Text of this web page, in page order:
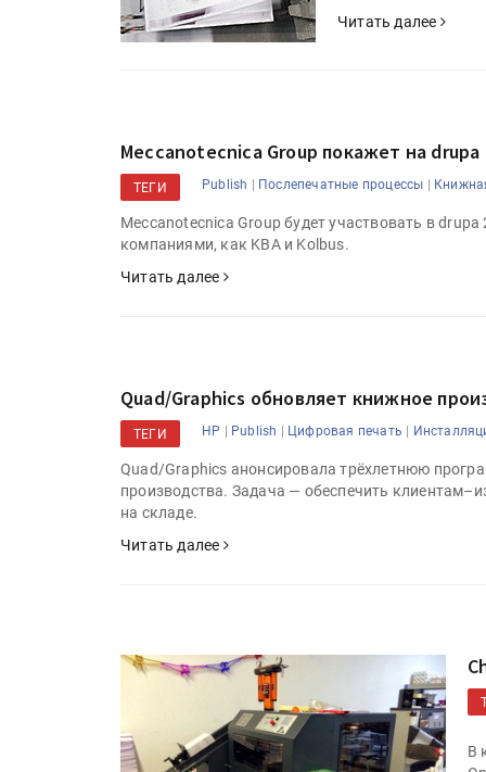
Читать далее
Meccanotecnica Group покажет на
ТЕГИ Publish | Послепечатные процессы |
Meccanotecnica Group будет участвовать в
компаниями, как KBA и Kolbus.
Читать далее
Quad/Graphics обновляет книжное
ТЕГИ HP | Publish | Цифровая печать |
Quad/Graphics анонсировала трёхлетнюю
производства. Задача — обеспечить
на складе.
Читать далее
В